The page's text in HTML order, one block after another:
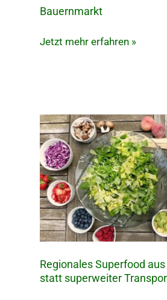
Bauernmarkt
Bauernmarkt
Jetzt mehr erfahren »
Regionales Superfood
statt superweiter
Regionales
Superfood